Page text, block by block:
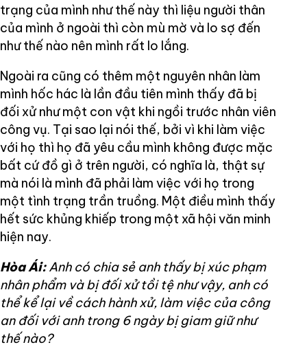
trạng của mình như thế này thì liệu người thân
của mình ở ngoài thì còn mù mờ và lo sợ đến
như thế nào nên mình rất lo lắng.
Ngoài ra cũng có thêm một nguyên nhân làm
mình hốc hác là lần đầu tiên mình thấy đã bị
đối xử như một con vật khi ngồi trước nhân viên
công vụ. Tại sao lại nói thế, bởi vì khi làm việc
với họ thì họ đã yêu cầu mình không được mặc
bất cứ đồ gì ở trên người, có nghĩa là, thật sự
mà nói là mình đã phải làm việc với họ trong
một tình trạng trần truồng. Một điều mình thấy
hết sức khủng khiếp trong một xã hội văn minh
hiện nay.
Hòa Ái: Anh có chia sẻ anh thấy bị xúc phạm
nhân phẩm và bị đối xử tồi tệ như vậy, anh có
thể kể lại về cách hành xử, làm việc của công
an đối với anh trong 6 ngày bị giam giữ như
thế nào?